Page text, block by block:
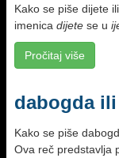
Kako se piše dijete
imenica dijete se u
Pročitaj više
dabogda
Kako se piše
Ova reč predstavlja